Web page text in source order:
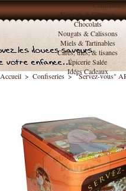
Confiseries
Biscuits & Gâteaux
Chocolats
Nougats & Calissons
Miels & Tartinables
Cafés, thés, & tisanes
Épicerie Salée
Idées Cadeaux
Accueil > Confiseries > "Servez-vous"